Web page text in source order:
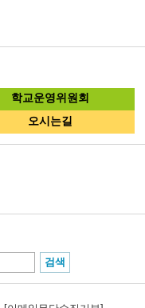
학교운영위원회
오시는길